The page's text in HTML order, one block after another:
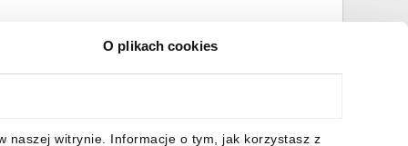
O plikach cookies
naszej witrynie. Informacje o tym, jak korzystasz z
należy pamiętać o wyborze odpowiedniej wersji